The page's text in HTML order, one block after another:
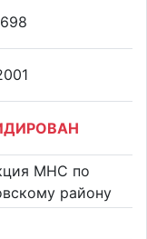
МНС по
району